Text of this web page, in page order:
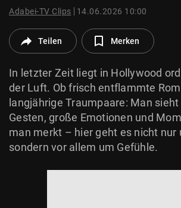
© Krone Multimedia GmbH & Co KG 2026
Adabei-TV Clips 14.06.2026 10:00
Teilen Merken
In letzter Zeit liegt in Hollywood
der Luft. Ob frisch entflammte
langjährige Traumpaare: Man
Gesten, große Emotionen und
man merkt – hier geht es nicht nur
sondern vor allem um Gefühle.